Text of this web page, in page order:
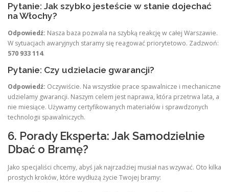
Pytanie: Jak szybko jesteście w stanie dojechać
na Włochy?
Odpowiedź: Nasza baza pozwala na szybką reakcję w całej Warszawie.
W sytuacjach awaryjnych staramy się reagować priorytetowo. Zadzwoń:
570 933 114.
Pytanie: Czy udzielacie gwarancji?
Odpowiedź: Oczywiście. Na wszystkie prace spawalnicze i mechaniczne
udzielamy gwarancji. Naszym celem jest naprawa, która przetrwa lata, a
nie miesiące. Używamy certyfikowanych materiałów i sprawdzonych
technologii spawalniczych.
6. Porady Eksperta: Jak Samodzielnie
Dbać o Bramę?
Jako specjaliści chcemy, abyś jak najrzadziej musiał nas wzywać. Oto kilka
prostych kroków, które wydłużą życie Twojej bramy: